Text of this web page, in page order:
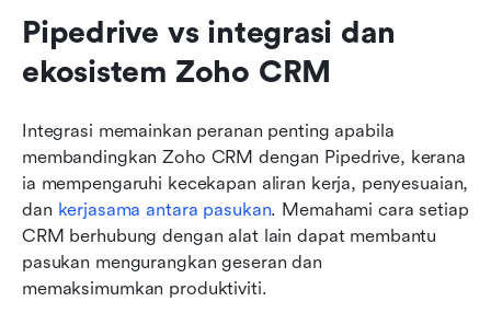
Pipedrive vs integrasi dan
ekosistem Zoho CRM
Integrasi memainkan peranan penting apabila
membandingkan Zoho CRM dengan Pipedrive, kerana
ia mempengaruhi kecekapan aliran kerja, penyesuaian,
dan kerjasama antara pasukan. Memahami cara setiap
CRM berhubung dengan alat lain dapat membantu
pasukan mengurangkan geseran dan
memaksimumkan produktiviti.